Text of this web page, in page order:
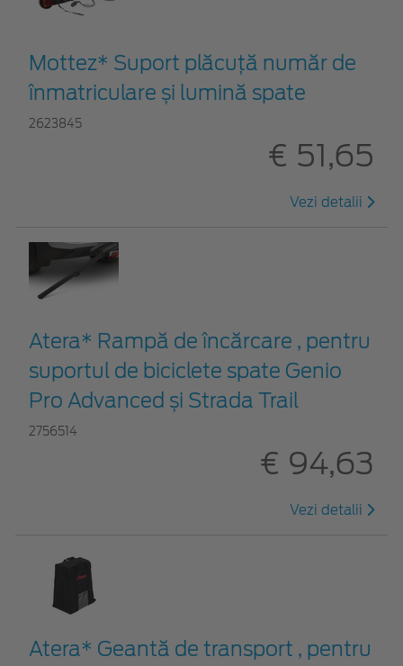
Mottez* Suport plăcuță număr de
înmatriculare și lumină spate
2623845
€ 51,65
Vezi detalii
Atera* Rampă de încărcare , pentru
suportul de biciclete spate Genio
Pro Advanced și Strada Trail
2756514
€ 94,63
Vezi detalii
Atera* Geantă de transport , pentru